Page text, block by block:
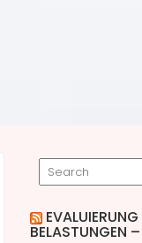
BELASTUNGEN